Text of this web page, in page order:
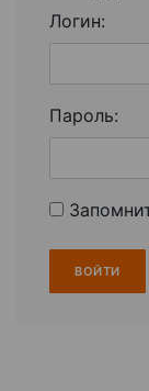
Логин:
Пароль: